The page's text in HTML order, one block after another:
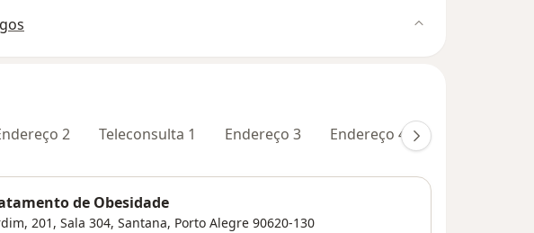
2 Teleconsulta 1 Endereço 3 Endereço 4
de Obesidade
201, Sala 304, Santana, Porto Alegre 90620-130